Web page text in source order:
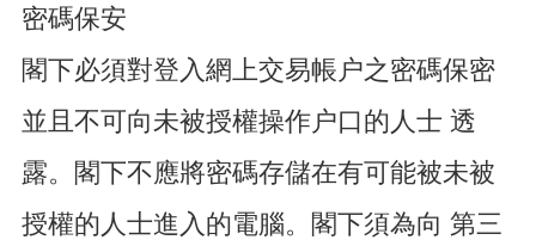
密碼保安
閣下必須對登入網上交易帳户之密碼保密
並且不可向未被授權操作户口的人士 透
露。閣下不應將密碼存儲在有可能被未被
授權的人士進入的電腦。閣下須為向 第三